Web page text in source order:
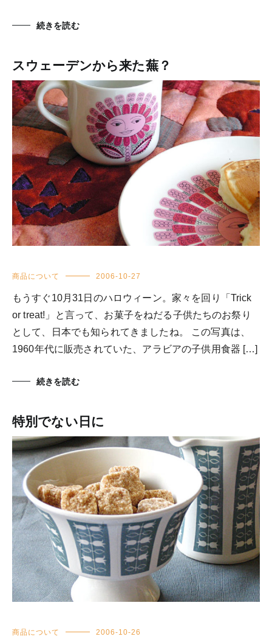
続きを読む
スウェーデンから来た蕪？
商品について 2006-10-27
もうすぐ10月31日のハロウィーン。家々を回り「Trick
or treat!」と言って、お菓子をねだる子供たちのお祭り
として、日本でも知られてきましたね。 この写真は、
1960年代に販売されていた、アラビアの子供用食器 […]
続きを読む
特別でない日に
商品について 2006-10-26